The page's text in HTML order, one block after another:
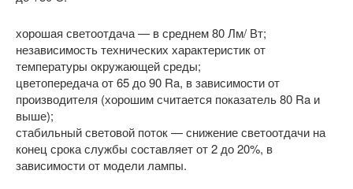
хорошая светоотдача — в среднем 80 Лм/ Вт;
независимость технических характеристик от
температуры окружающей среды;
цветопередача от 65 до 90 Ra, в зависимости от
производителя (хорошим считается показатель 80 Ra и
выше);
стабильный световой поток — снижение светоотдачи на
конец срока службы составляет от 2 до 20%, в
зависимости от модели лампы.